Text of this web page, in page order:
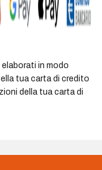
in modo
tua carta di credito
della tua carta di